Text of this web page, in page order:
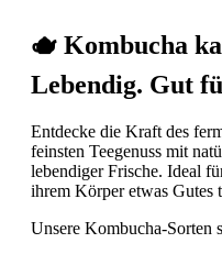
🫖 Kombucha
Lebendig. Gut
Entdecke die Kraft des
feinsten Teegenuss mit
lebendiger Frische. Ideal
ihrem Körper etwas Gutes
Unsere Kombucha-Sorten